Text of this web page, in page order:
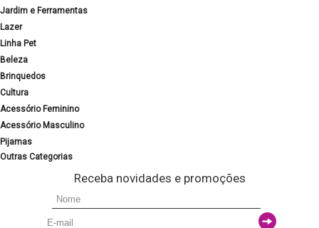
Jardim e Ferramentas
Lazer
Linha Pet
Beleza
Brinquedos
Cultura
Acessório Feminino
Acessório Masculino
Pijamas
Outras Categorias
Receba novidades e promoções